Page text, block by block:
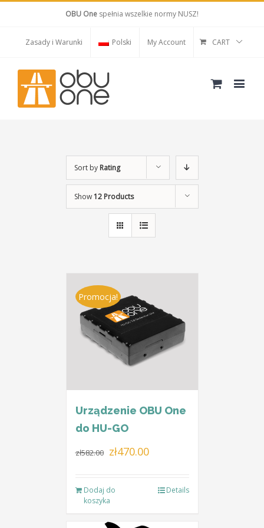
OBU One spełnia wszelkie normy NUSZ!
Zasady i Warunki Polski My Account CART
Sort by Rating
Show12 Products
Promocja!
Urządzenie OBU One
do HU-GO
zł582.00 Pierwotna
zł582.00.
zł470.00Aktualna
Dodaj do
koszyka
Details